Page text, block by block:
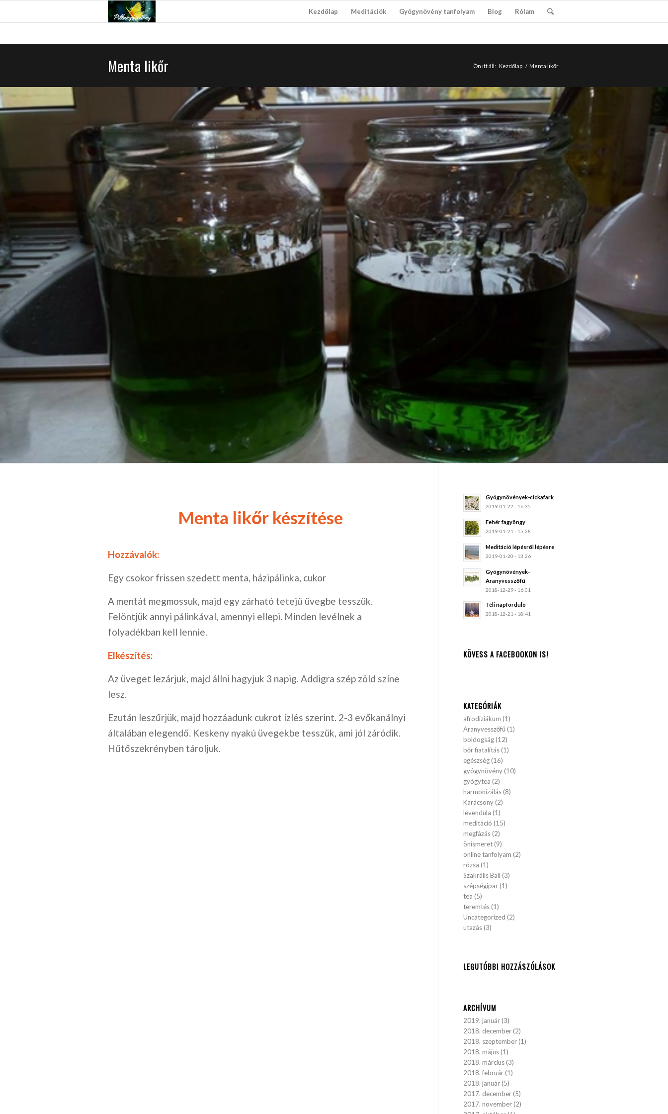
Kezdőlap Meditációk Gyógynövény tanfolyam Blog Rólam
Menta likőr Ön itt áll: Kezdőlap / Menta likőr
Menta likőr készítése
Hozzávalók:
Egy csokor frissen szedett menta, házipálinka, cukor
A mentát megmossuk, majd egy zárható tetejű üvegbe tesszük.
Felöntjük annyi pálinkával, amennyi ellepi. Minden levélnek a
folyadékban kell lennie.
Elkészítés:
Az üveget lezárjuk, majd állni hagyjuk 3 napig. Addigra szép zöld színe
lesz.
Ezután leszűrjük, majd hozzáadunk cukrot ízlés szerint. 2-3 evőkanálnyi
általában elegendő. Keskeny nyakú üvegekbe tesszük, ami jól záródik.
Hűtőszekrényben tároljuk.
Gyógynövények-cickafark
2019-01-22 - 16:35
Fehér fagyöngy
2019-01-21 - 15:28
Meditáció lépésről lépésre
2019-01-20 - 13:26
Gyógynövények-
Aranyvesszőfű
2018-12-29 - 16:01
Téli napforduló
2018-12-21 - 18:41
KÖVESS A FACEBOOKON IS!
KATEGÓRIÁK
afrodiziákum (1)
Aranyvesszőfű (1)
boldogság (12)
bőr fiatalítás (1)
egészség (16)
gyógynövény (10)
gyógytea (2)
harmonizálás (8)
Karácsony (2)
levendula (1)
meditáció (15)
megfázás (2)
önismeret (9)
online tanfolyam (2)
rózsa (1)
Szakrális Bali (3)
szépségipar (1)
tea (5)
teremtés (1)
Uncategorized (2)
utazás (3)
LEGUTÓBBI HOZZÁSZÓLÁSOK
ARCHÍVUM
2019. január (3)
2018. december (2)
2018. szeptember (1)
2018. május (1)
2018. március (3)
2018. február (1)
2018. január (5)
2017. december (5)
2017. november (2)